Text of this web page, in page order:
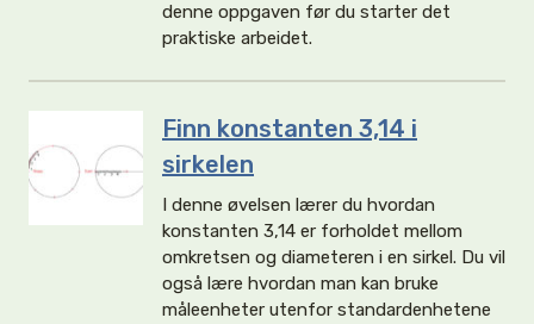
denne oppgaven før du starter det
praktiske arbeidet.
Finn konstanten 3,14 i
sirkelen
I denne øvelsen lærer du hvordan
konstanten 3,14 er forholdet mellom
omkretsen og diameteren i en sirkel. Du vil
også lære hvordan man kan bruke
måleenheter utenfor standardenhetene